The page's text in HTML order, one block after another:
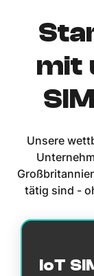
mit
Unsere
tätig sind -
IoT